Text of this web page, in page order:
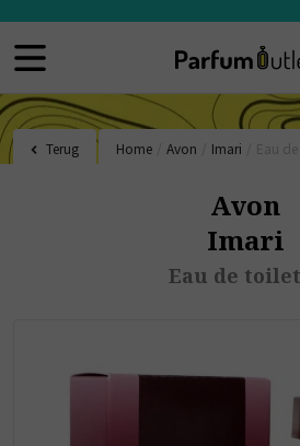
Terug Home Avon Imari
Avon
Imari
Eau de